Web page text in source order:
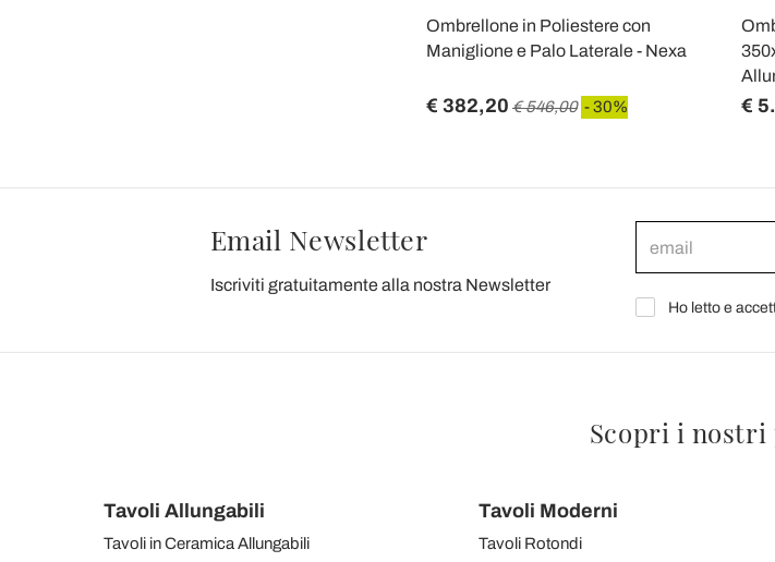
Ombrellone in Poliestere con
Maniglione e Palo Laterale - Nexa
€ 382,20 € 546,00 - 30% €
Email Newsletter
Iscriviti gratuitamente alla nostra Newsletter
Ho letto e
Scopri i
Tavoli Allungabili
Tavoli in Ceramica Allungabili
Tavoli Moderni
Tavoli Rotondi